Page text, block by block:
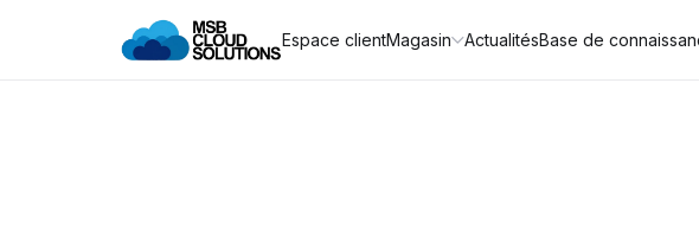
Espace clientMagasin ActualitésBase de